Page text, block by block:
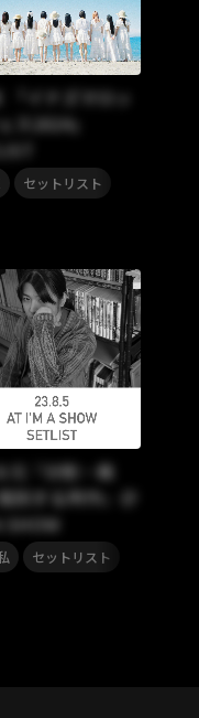
「イナズマロッ
ス2024」
セットリスト
『分割・裁
別する所作』＠
SHOW
セットリスト